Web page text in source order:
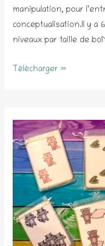
manipulation, pour
conceptualisation.Il y a
niveaux par taille de
Cartes
boîtes
d’œufs
Télécharger »